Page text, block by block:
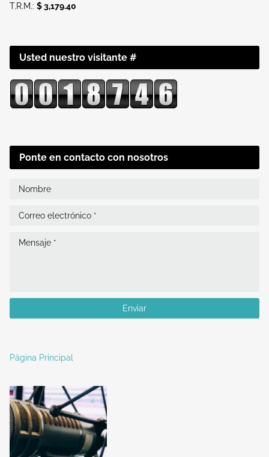
T.R.M.: $ 3,179.40
Usted nuestro visitante #
Ponte en contacto con nosotros
Página Principal